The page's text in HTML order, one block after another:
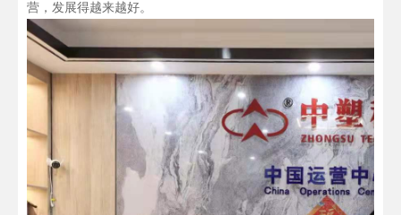
营，发展得越来越好。